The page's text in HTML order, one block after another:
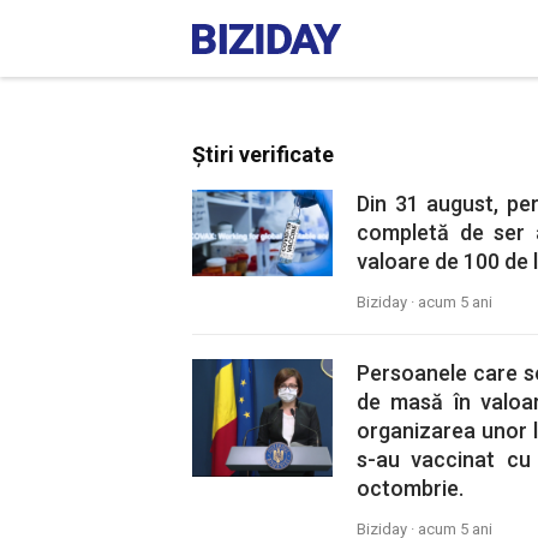
Știri verificate
Din 31 august,
completă de ser
valoare de 100 de
Biziday · acum 5 ani
Persoanele care
de masă în
organizarea unor
s-au vaccinat cu
octombrie.
Biziday · acum 5 ani